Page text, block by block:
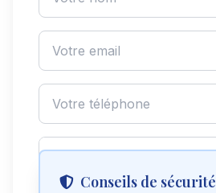
Conseils de sécurité